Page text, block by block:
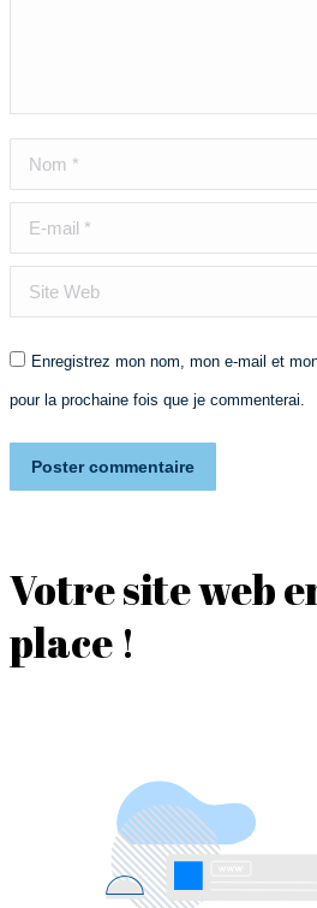
Nom *
E-mail *
Site Web
Enregistrez mon nom, mon e-mail et
pour la prochaine fois que je commenterai.
Poster commentaire
Votre site web
place !